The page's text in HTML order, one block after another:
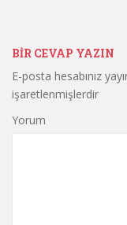
BIR CEVAP YAZIN
E-posta hesabınız
işaretlenmişlerdir
Yorum